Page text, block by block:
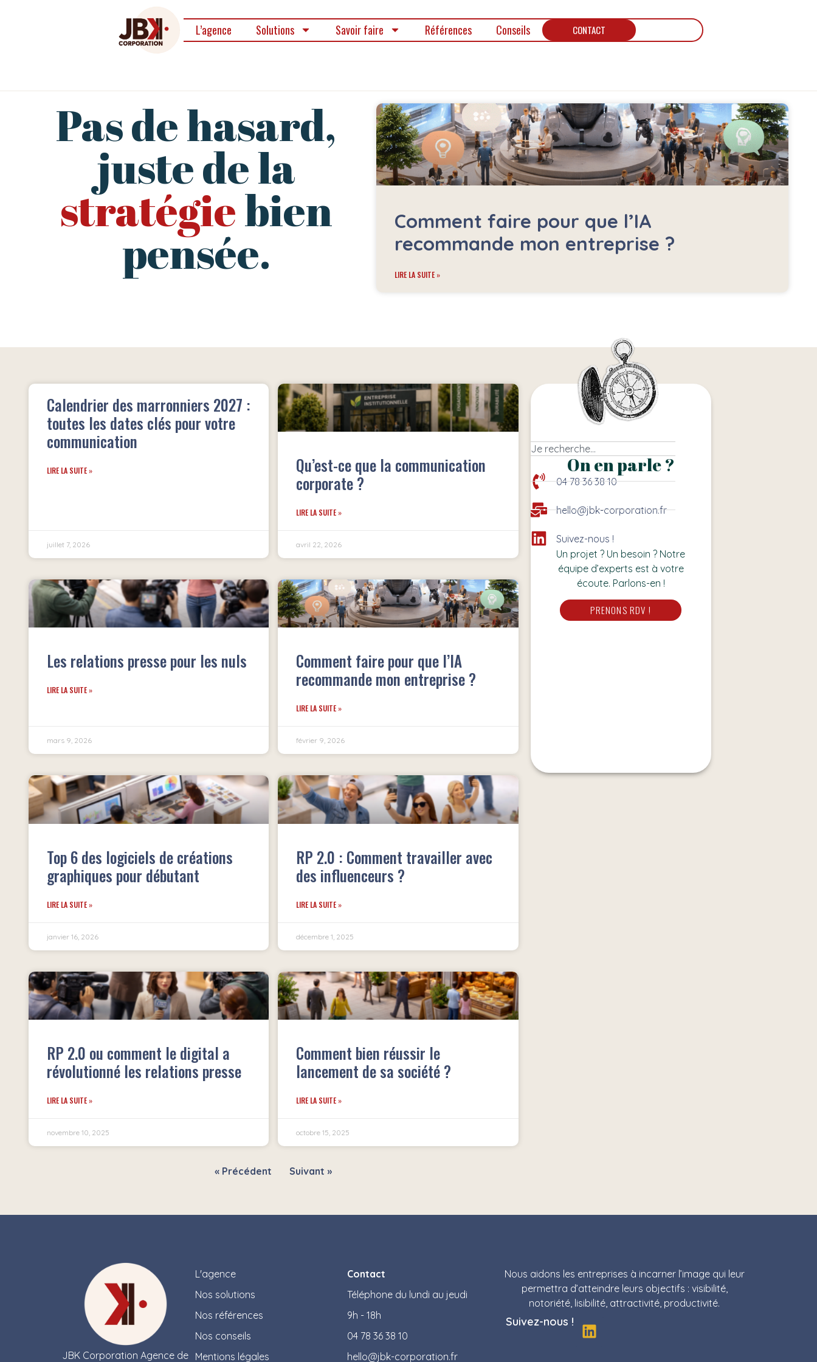
L’agence Solutions Savoir faire Références Conseils CONTACT
Pas de hasard,
juste de la
stratégiebien
pensée.
Comment faire pour que l’IA
recommande mon entreprise ?
LIRE LA SUITE »
Calendrier des marronniers 2027 :
toutes les dates clés pour votre
communication
LIRE LA SUITE »
juillet 7, 2026
Qu’est-ce que la communication
corporate ?
LIRE LA SUITE »
avril 22, 2026
Les relations presse pour les nuls
LIRE LA SUITE »
mars 9, 2026
Comment faire pour que l’IA
recommande mon entreprise ?
LIRE LA SUITE »
février 9, 2026
Top 6 des logiciels de créations
graphiques pour débutant
LIRE LA SUITE »
janvier 16, 2026
RP 2.0 : Comment travailler avec
des influenceurs ?
LIRE LA SUITE »
décembre 1, 2025
RP 2.0 ou comment le digital a
révolutionné les relations presse
LIRE LA SUITE »
novembre 10, 2025
Comment bien réussir le
lancement de sa société ?
LIRE LA SUITE »
octobre 15, 2025
« Précédent Suivant »
On en parle ?
04 78 36 38 10
hello@jbk-corporation.fr
Suivez-nous !
Un projet ? Un besoin ? Notre
équipe d’experts est à votre
écoute. Parlons-en !
PRENONS RDV !
JBK Corporation Agence de
L'agence
Nos solutions
Nos références
Nos conseils
Mentions légales
Contact
Téléphone du lundi au jeudi
9h - 18h
04 78 36 38 10
hello@jbk-corporation.fr
Nous aidons les entreprises à incarner l’image qui leur
permettra d’atteindre leurs objectifs : visibilité,
notoriété, lisibilité, attractivité, productivité.
Suivez-nous !